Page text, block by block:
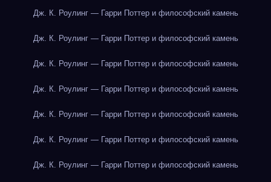
Дж. К. Роулинг — Гарри Поттер и философский камень
Дж. К. Роулинг — Гарри Поттер и философский камень
Дж. К. Роулинг — Гарри Поттер и философский камень
Дж. К. Роулинг — Гарри Поттер и философский камень
Дж. К. Роулинг — Гарри Поттер и философский камень
Дж. К. Роулинг — Гарри Поттер и философский камень
Дж. К. Роулинг — Гарри Поттер и философский камень